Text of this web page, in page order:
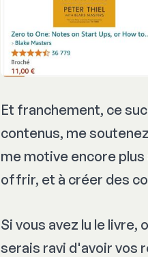
Et franchement, ce
contenus, me
me motive encore
offrir, et à créer des
Si vous avez lu le
serais ravi d'avoir vos